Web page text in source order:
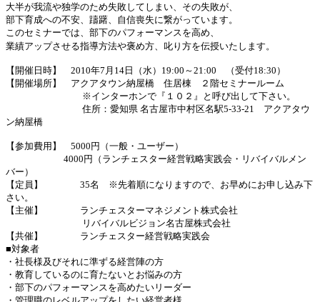
大半が我流や独学のため失敗してしまい、その失敗が、
部下育成への不安、躊躇、自信喪失に繋がっています。
このセミナーでは、部下のパフォーマンスを高め、
業績アップさせる指導方法や褒め方、叱り方を伝授いたします。
【開催日時】 2010年7月14日（水）19:00～21:00 （受付18:30）
【開催場所】 アクアタウン納屋橋 住居棟 ２階セミナールーム
※インターホンで『１０２』と呼び出して下さい。
住所：愛知県 名古屋市中村区名駅5-33-21 アクアタウ
ン納屋橋
【参加費用】 5000円（一般・ユーザー）
4000円（ランチェスター経営戦略実践会・リバイバルメン
バー）
【定員】 35名 ※先着順になりますので、お早めにお申し込み下
さい。
【主催】 ランチェスターマネジメント株式会社
リバイバルビジョン名古屋株式会社
【共催】 ランチェスター経営戦略実践会
■対象者
・社長様及びそれに準ずる経営陣の方
・教育しているのに育たないとお悩みの方
・部下のパフォーマンスを高めたいリーダー